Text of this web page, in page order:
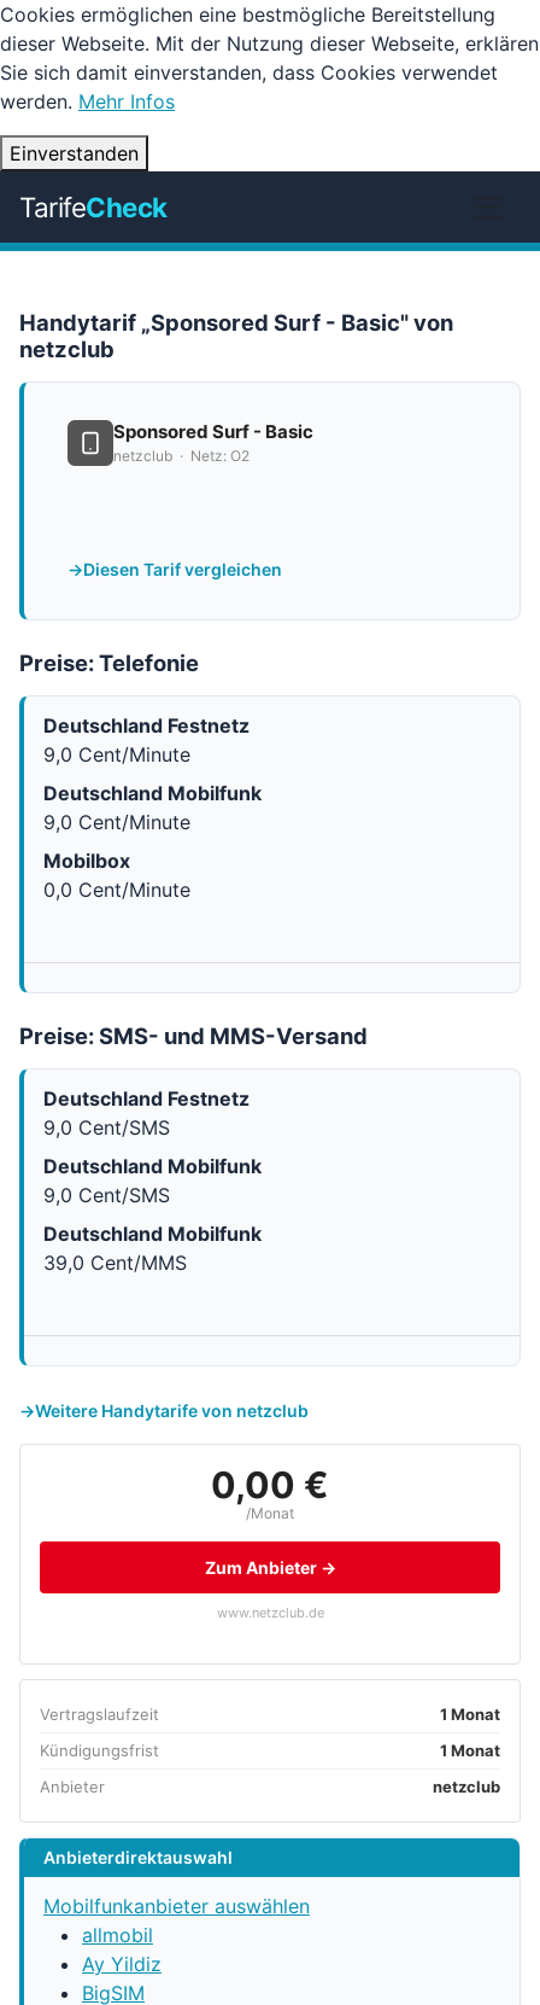
Cookies ermöglichen eine bestmögliche Bereitstellung
dieser Webseite. Mit der Nutzung dieser Webseite, erklären
Sie sich damit einverstanden, dass Cookies verwendet
werden. Mehr Infos
Einverstanden
TarifeCheck
Handytarif „Sponsored Surf - Basic" von
netzclub
Sponsored Surf - Basic
netzclub · Netz: O2
Diesen Tarif vergleichen
Preise: Telefonie
Deutschland Festnetz
9,0 Cent/Minute
Deutschland Mobilfunk
9,0 Cent/Minute
Mobilbox
0,0 Cent/Minute
Preise: SMS- und MMS-Versand
Deutschland Festnetz
9,0 Cent/SMS
Deutschland Mobilfunk
9,0 Cent/SMS
Deutschland Mobilfunk
39,0 Cent/MMS
Weitere Handytarife von netzclub
0,00 €
/Monat
Zum Anbieter →
www.netzclub.de
Vertragslaufzeit
1 Monat
Kündigungsfrist
1 Monat
Anbieter
netzclub
Anbieterdirektauswahl
Mobilfunkanbieter auswählen
allmobil
Ay Yildiz
BigSIM